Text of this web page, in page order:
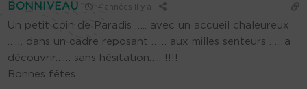
BONNIVEAU 4 années il y a
Un petit coin de Paradis ….. avec un accueil chaleureux
…… dans un cadre reposant …… aux milles senteurs ….. a
découvrir…… sans hésitation….. !!!!
Bonnes fêtes